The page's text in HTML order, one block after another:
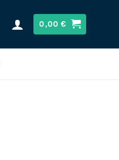
0,00€